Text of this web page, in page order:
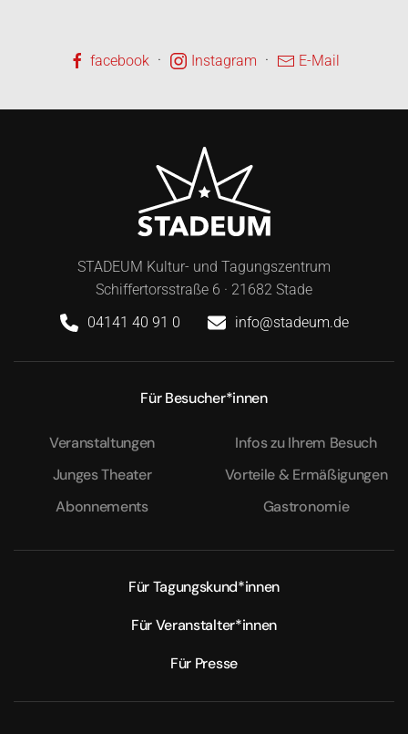
facebook · Instagram · E-Mail
STADEUM Kultur- und Tagungszentrum
Schiffertorsstraße 6 · 21682 Stade
04141 40 91 0
info@stadeum.de
Für Besucher*innen
Veranstaltungen
Junges Theater
Abonnements
Infos zu Ihrem Besuch
Vorteile & Ermäßigungen
Gastronomie
Für Tagungskund*innen
Für Veranstalter*innen
Für Presse